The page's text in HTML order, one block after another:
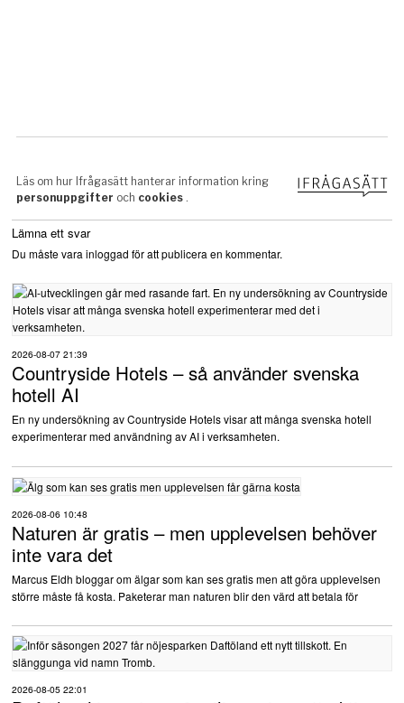
Filmer / Podcasts
Hållbarhet
Intervjuer turismprofiler
Marknadsföring
Pågående byggprojekt
Pågående turismprojekt
Radiointervjuer
Rapporter
Trendspaning
Statistik
Aktuellt från Stua
Hitta leverantör
Lämna ett svar
Du måste vara inloggad för att publicera en kommentar.
2026-08-07 21:39
Countryside Hotels – så använder svenska
hotell AI
En ny undersökning av Countryside Hotels visar att många svenska hotell
experimenterar med användning av AI i verksamheten.
2026-08-06 10:48
Naturen är gratis – men upplevelsen behöver
inte vara det
Marcus Eldh bloggar om älgar som kan ses gratis men att göra upplevelsen
större måste få kosta. Paketerar man naturen blir den värd att betala för
2026-08-05 22:01